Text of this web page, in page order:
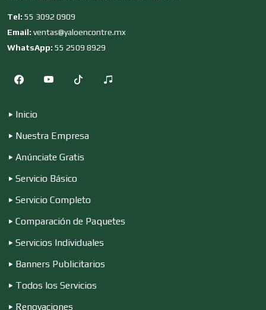
Clubes Deportivos
Cocinas Integrales
Construcciones en General
Tel: 55 3092 0909
Email: ventas@yaloencontre.mx
WhatsApp: 55 2509 8929
Inicio
Nuestra Empresa
Anúnciate Gratis
Servicio Básico
Servicio Completo
Comparación de Paquetes
Servicios Individuales
Banners Publicitarios
Todos los Servicios
Renovaciones